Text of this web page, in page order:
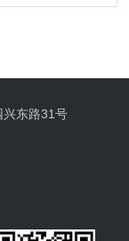
兴东路31号